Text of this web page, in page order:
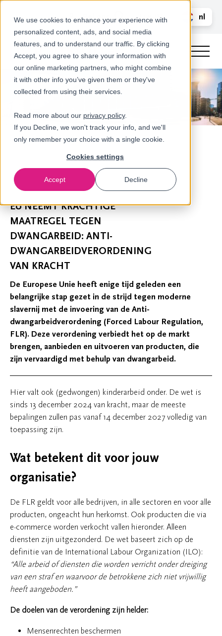
We use cookies to enhance your experience with
personalized content, ads, and social media
features, and to understand our traffic. By clicking
Accept, you agree to share your information with
our online marketing partners, who might combine
it with other info you’ve given them or they've
collected from using their services.
Read more about our privacy policy.
If you Decline, we won't track your info, and we'll
only remember your choice with a single cookie.
Cookies settings
Accept Decline
Bel ons LOGIN
nl
Nieuws
EU NEEMT KRACHTIGE
MAATREGEL TEGEN
DWANGARBEID: ANTI-
DWANGARBEIDVERORDENING
VAN KRACHT
De Europese Unie heeft enige tijd geleden een
belangrijke stap gezet in de strijd tegen moderne
slavernij met de invoering van de Anti-
dwangarbeidverordening (Forced Labour Regulation,
FLR). Deze verordening verbiedt het op de markt
brengen, aanbieden en uitvoeren van producten, die
zijn vervaardigd met behulp van dwangarbeid.
Hier valt ook (gedwongen) kinderarbeid onder. De wet is
sinds 13 december 2024 van kracht, maar de meeste
bepalingen zullen pas vanaf 14 december 2027 volledig van
toepassing zijn.
Wat betekent dit voor jouw
organisatie?
De FLR geldt voor alle bedrijven, in alle sectoren en voor alle
producten, ongeacht hun herkomst. Ook producten die via
e-commerce worden verkocht vallen hieronder. Alleen
diensten zijn uitgezonderd. De wet baseert zich op de
definitie van de International Labour Organization (ILO):
“Alle arbeid of diensten die worden verricht onder dreiging
van een straf en waarvoor de betrokkene zich niet vrijwillig
heeft aangeboden.”
De doelen van de verordening zijn helder:
Mensenrechten beschermen